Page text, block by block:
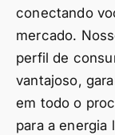
conectando
mercado.
perfil de
vantajoso,
em todo o
para a energia